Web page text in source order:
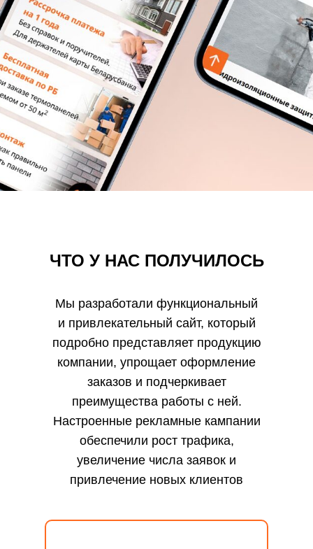
Мы разработали функциональный
и привлекательный сайт, который
подробно представляет продукцию
компании, упрощает оформление
заказов и подчеркивает
преимущества работы с ней.
Настроенные рекламные кампании
обеспечили рост трафика,
увеличение числа заявок и
привлечение новых клиентов
ЧТО У НАС ПОЛУЧИЛОСЬ